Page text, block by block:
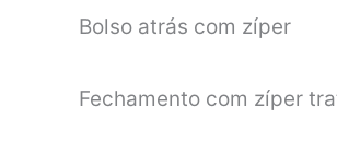
Bolso atrás com zíper
Fechamento com zíper